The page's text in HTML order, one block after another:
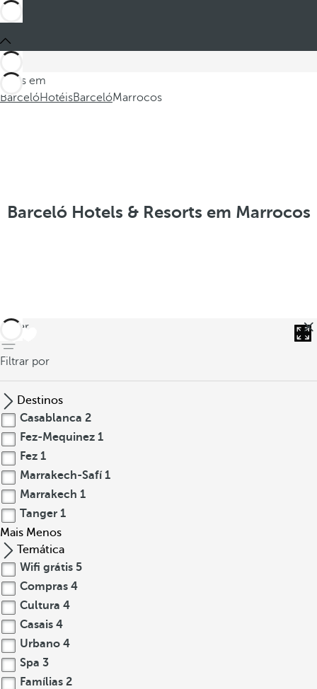
Estes em
BarcelóHotéisBarcelóMarrocos
Barceló Hotels & Resorts em Marrocos
voltar
Filtrar por
Destinos
Casablanca 2
Fez-Mequinez 1
Fez 1
Marrakech-Safí1
Marrakech 1
Tanger 1
Mais Menos
Temática
Wifi grátis 5
Compras 4
Cultura 4
Casais 4
Urbano 4
Spa 3
Famílias 2